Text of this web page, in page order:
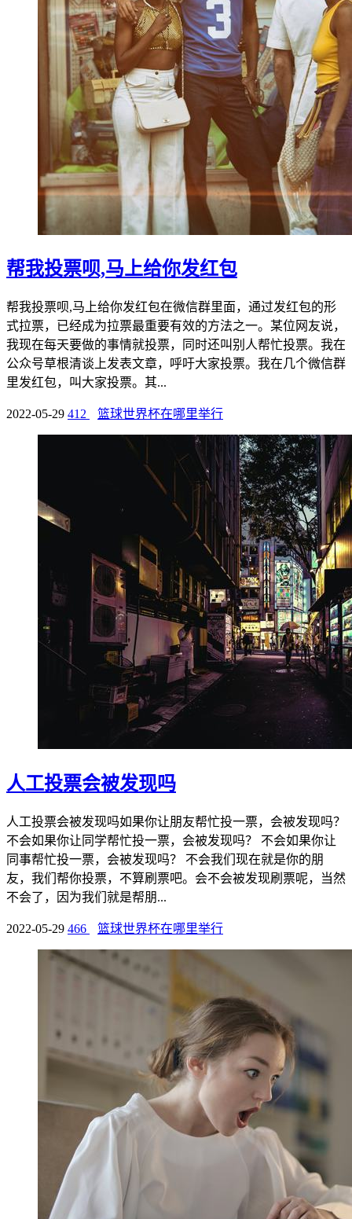
帮我投票呗,马上给你发红包
帮我投票呗,马上给你发红包在微信群里面，通过发红包的形
式拉票，已经成为拉票最重要有效的方法之一。某位网友说，
我现在每天要做的事情就投票，同时还叫别人帮忙投票。我在
公众号草根清谈上发表文章，呼吁大家投票。我在几个微信群
里发红包，叫大家投票。其...
2022-05-29 412 篮球世界杯在哪里举行
人工投票会被发现吗
人工投票会被发现吗如果你让朋友帮忙投一票，会被发现吗？
不会如果你让同学帮忙投一票，会被发现吗？ 不会如果你让
同事帮忙投一票，会被发现吗？ 不会我们现在就是你的朋
友，我们帮你投票，不算刷票吧。会不会被发现刷票呢，当然
不会了，因为我们就是帮朋...
2022-05-29 466 篮球世界杯在哪里举行